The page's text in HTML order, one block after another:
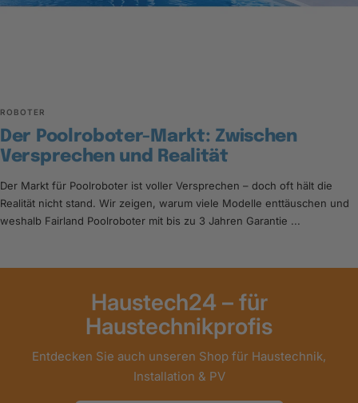
ROBOTER
Der Poolroboter-Markt: Zwischen
Versprechen und Realität
Der Markt für Poolroboter ist voller Versprechen – doch oft hält die
Realität nicht stand. Wir zeigen, warum viele Modelle enttäuschen und
weshalb Fairland Poolroboter mit bis zu 3 Jahren Garantie ...
Haustech24 – für
Haustechnikprofis
Entdecken Sie auch unseren Shop für Haustechnik,
Installation & PV